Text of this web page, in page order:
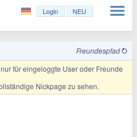
Login NEU
Freundespfad
für eingeloggte User oder Freunde
Nickpage zu sehen.